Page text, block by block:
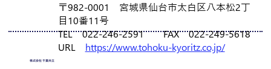
〒982-0001 宮城県仙台市太白区八本松2丁
目10番11号
TEL 022-246-2591 FAX 022-249-5618
URL https://www.tohoku-kyoritz.co.jp/
株式会社 千葉共立